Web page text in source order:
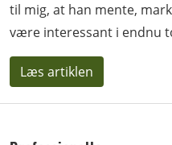
til mig, at han mente,
være interessant i endnu
Læs artiklen